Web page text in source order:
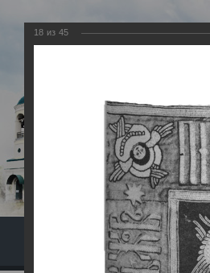
Экскурсия
18 из 45